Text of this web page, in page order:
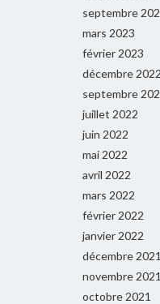
septembre
mars 2023
février 2023
décembre 2022
septembre
juillet 2022
juin 2022
mai 2022
avril 2022
mars 2022
février 2022
janvier 2022
décembre 2021
novembre 2021
octobre 2021